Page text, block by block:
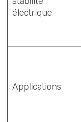
électrique
Applications